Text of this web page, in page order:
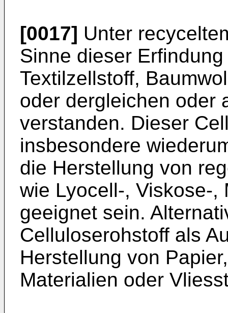
[0017] Unter
Sinne dieser
Textilzellstoff,
oder dergleichen oder
verstanden. Dieser
insbesondere
die Herstellung von
wie Lyocell-, Viskose-,
geeignet sein.
Celluloserohstoff als
Herstellung von
Materialien oder